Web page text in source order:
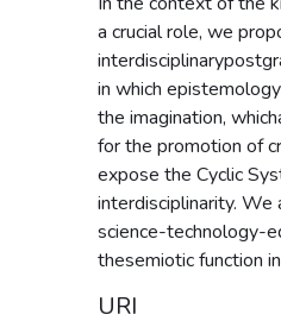
a crucial role, we
in which
the imagination,
for the promotion of
expose the Cyclic
interdisciplinarity.
science-technology-
thesemiotic function
URI